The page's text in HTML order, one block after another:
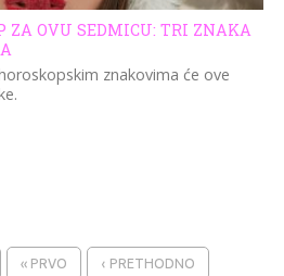
ZA OVU SEDMICU: TRI ZNAKA
znakovima će ove
« PRVO
‹ PRETHODNO